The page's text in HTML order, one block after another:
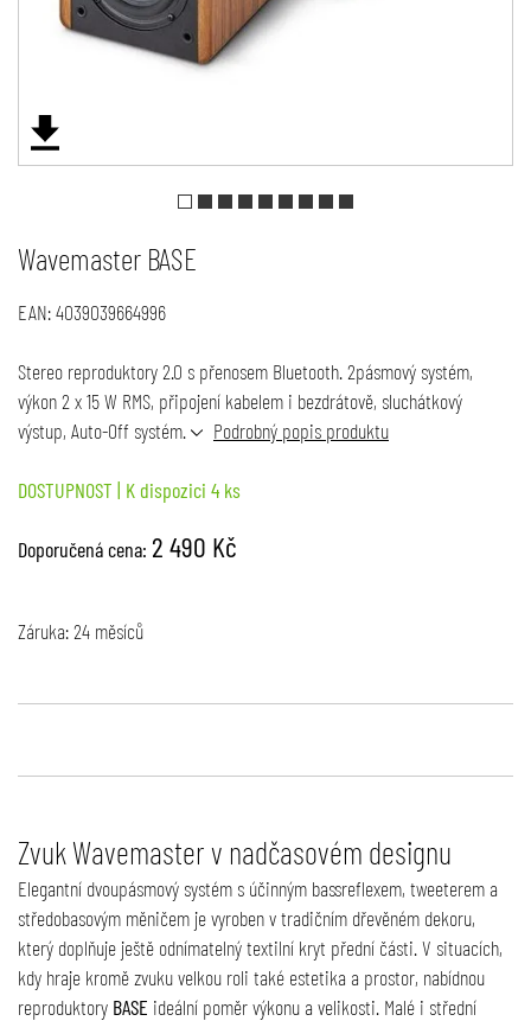
Wavemaster BASE
EAN:4039039664996
Stereo reproduktory 2.0 s přenosem Bluetooth. 2pásmový systém,
výkon 2 x 15 W RMS, připojení kabelem i bezdrátově, sluchátkový
výstup, Auto-Off systém.
Podrobný popis produktu
DOSTUPNOST | K dispozici 4 ks
Doporučená cena: 2 490 Kč
Záruka: 24 měsíců
Zvuk Wavemaster v nadčasovém designu
Elegantní dvoupásmový systém s účinným bassreflexem, tweeterem a
středobasovým měničem je vyroben v tradičním dřevěném dekoru,
který doplňuje ještě odnímatelný textilní kryt přední části. V situacích,
kdy hraje kromě zvuku velkou roli také estetika a prostor, nabídnou
reproduktory BASE ideální poměr výkonu a velikosti. Malé i střední